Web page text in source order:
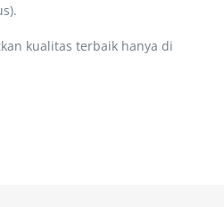
kualitas terbaik hanya di